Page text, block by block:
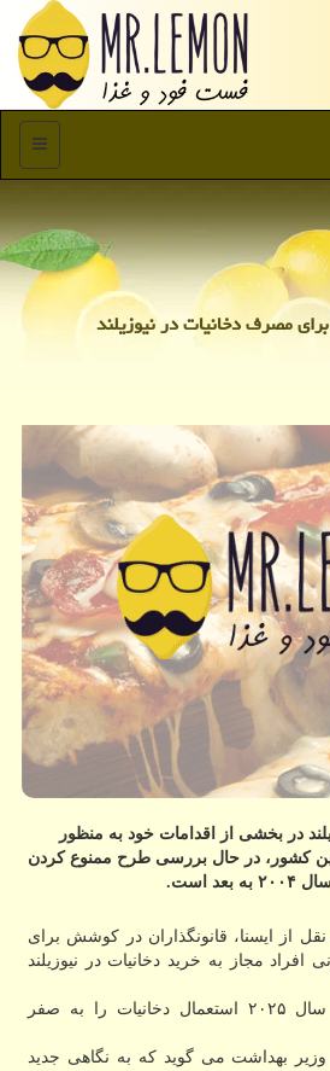
منو
مصرف دخانیات در نیوزیلند
در بخشی از اقدامات خود به منظور
کشور، در حال بررسی طرح ممنوع کردن
است.
از ایسنا، قانونگذاران در کوشش برای
افراد مجاز به خرید دخانیات در نیوزیلند
این کشور می خواهد تا سال ۲۰۲۵ استعمال دخانیات را به صفر
وزیر بهداشت می گوید که به نگاهی جدید